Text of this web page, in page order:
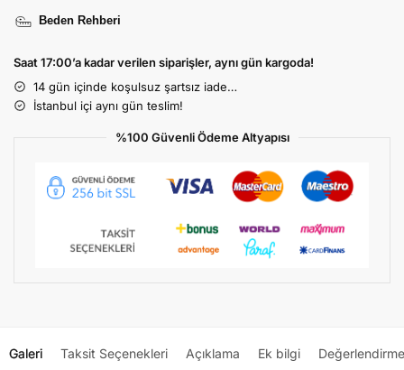
Beden Rehberi
Saat 17:00’a kadar verilen siparişler, aynı gün kargoda!
14 gün içinde koşulsuz şartsız iade…
İstanbul içi aynı gün teslim!
%100 Güvenli Ödeme Altyapısı
Galeri Taksit Seçenekleri Açıklama Ek bilgi